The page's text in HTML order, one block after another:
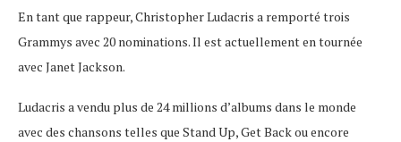
En tant que rappeur, Christopher Ludacris a remporté trois
Grammys avec 20 nominations. Il est actuellement en tournée
avec Janet Jackson.
Ludacris a vendu plus de 24 millions d’albums dans le monde
avec des chansons telles que Stand Up, Get Back ou encore